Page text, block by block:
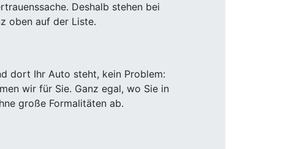
Deshalb stehen bei
oben auf der Liste.
dort Ihr Auto steht, kein Problem:
wir für Sie. Ganz egal, wo Sie in
große Formalitäten ab.